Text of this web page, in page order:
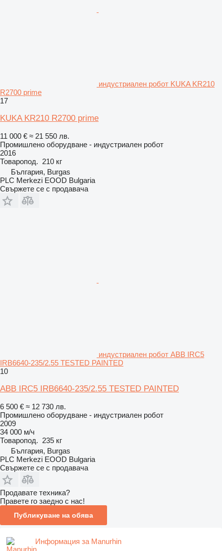
индустриален робот KUKA KR210
R2700 prime
17
KUKA KR210 R2700 prime
11 000 € ≈ 21 550 лв.
Промишлено оборудване - индустриален робот
2016
Товаропод. 210 кг
България, Burgas
PLC Merkezi EOOD Bulgaria
Свържете се с продавача
индустриален робот ABB IRC5
IRB6640-235/2.55 TESTED PAINTED
10
ABB IRC5 IRB6640-235/2.55 TESTED PAINTED
6 500 € ≈ 12 730 лв.
Промишлено оборудване - индустриален робот
2009
34 000 м/ч
Товаропод. 235 кг
България, Burgas
PLC Merkezi EOOD Bulgaria
Свържете се с продавача
Продавате техника?
Правете го заедно с нас!
Публикуване на обява
Информация за Manurhin